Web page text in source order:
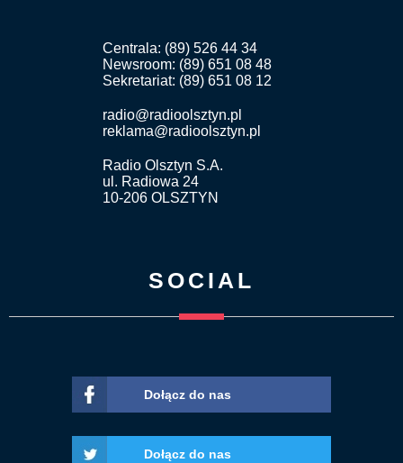
Centrala: (89) 526 44 34
Newsroom: (89) 651 08 48
Sekretariat: (89) 651 08 12
radio@radioolsztyn.pl
reklama@radioolsztyn.pl
Radio Olsztyn S.A.
ul. Radiowa 24
10-206 OLSZTYN
SOCIAL
Dołącz do nas
Dołącz do nas